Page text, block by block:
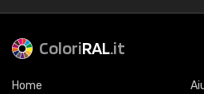
ColoriRAL.it
Home